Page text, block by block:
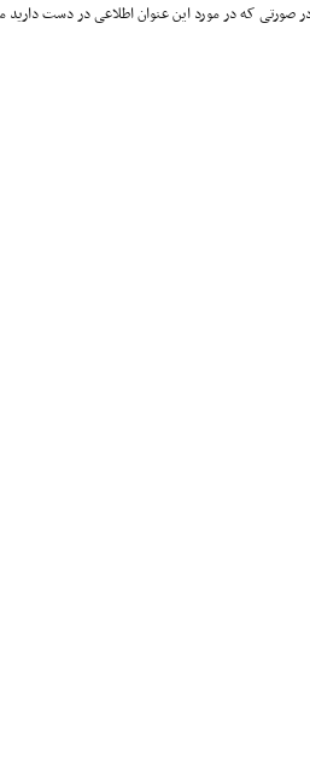
که در مورد این عنوان اطلاعی در دست دارید